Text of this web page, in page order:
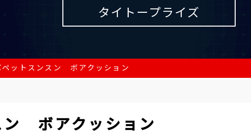
タイトープライズ
ペットスンスン ボアクッション
ン ボアクッション